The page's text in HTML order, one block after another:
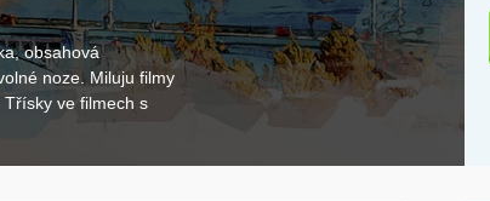
obsahová
noze. Miluju filmy
ve filmech s